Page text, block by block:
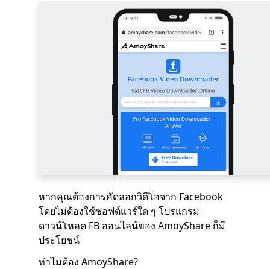
หากคุณต้องการคัดลอกวิดีโอจาก Facebook
โดยไม่ต้องใช้ซอฟต์แวร์ใด ๆ โปรแกรม
ดาวน์โหลด FB ออนไลน์ของ AmoyShare ก็มี
ประโยชน์
ทำไมต้อง AmoyShare?